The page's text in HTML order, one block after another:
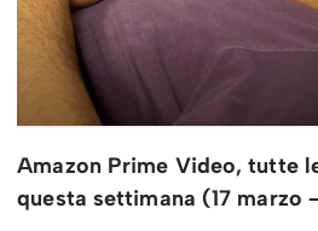
Amazon Prime Video, tutte
questa settimana (17 marzo